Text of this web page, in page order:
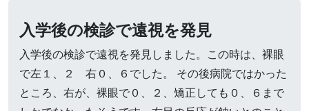
入学後の検診で遠視を発見
入学後の検診で遠視を発見しました。この時は、裸眼
で左１、２ 右０、６でした。 その後病院ではかった
ところ、右が、裸眼で０、２、矯正しても０、６まで